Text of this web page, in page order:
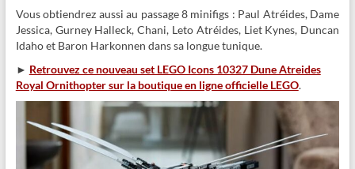
Vous obtiendrez aussi au passage 8 minifigs : Paul Atréides, Dame
Jessica, Gurney Halleck, Chani, Leto Atréides, Liet Kynes, Duncan
Idaho et Baron Harkonnen dans sa longue tunique.
► Retrouvez ce nouveau set LEGO Icons 10327 Dune Atreides
Royal Ornithopter sur la boutique en ligne officielle LEGO.